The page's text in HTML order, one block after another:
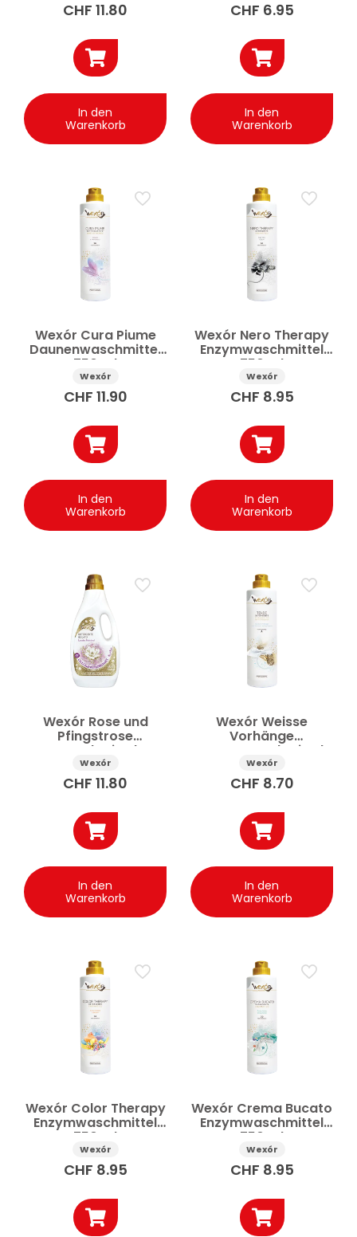
CHF 11.80
In den
Warenkorb
CHF 6.95
In den
Warenkorb
Wexór Cura Piume
Daunenwaschmittel
750 ml
Wexór
CHF 11.90
In den
Warenkorb
Wexór Nero Therapy
Enzymwaschmittel
750 ml
Wexór
CHF 8.95
In den
Warenkorb
Wexór Rose und
Pfingstrose
Waschmittel
Konzentrat 1.5 l
Wexór
CHF 11.80
In den
Warenkorb
Wexór Weisse
Vorhänge
Enzymwaschmittel
750 ml
Wexór
CHF 8.70
In den
Warenkorb
Wexór Color Therapy
Enzymwaschmittel
750 ml
Wexór
CHF 8.95
Wexór Crema Bucato
Enzymwaschmittel
750 ml
Wexór
CHF 8.95